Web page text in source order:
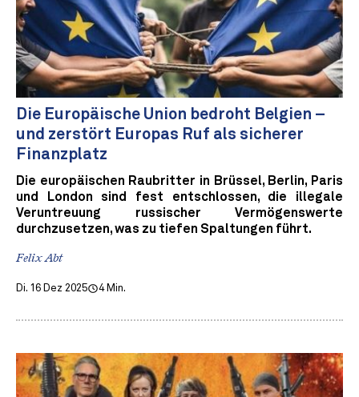
Die Europäische Union bedroht Belgien –
und zerstört Europas Ruf als sicherer
Finanzplatz
Die europäischen Raubritter in Brüssel, Berlin, Paris
und London sind fest entschlossen, die illegale
Veruntreuung russischer Vermögenswerte
durchzusetzen, was zu tiefen Spaltungen führt.
Felix Abt
Di. 16 Dez 2025 4 Min.